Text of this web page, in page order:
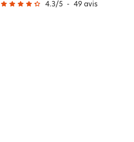
4.3/5 - 49 avis